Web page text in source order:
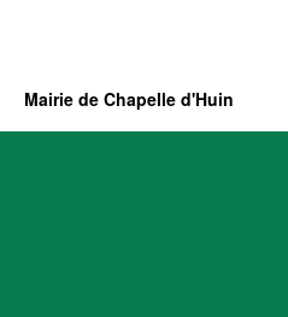
Mairie de Chapelle d'Huin